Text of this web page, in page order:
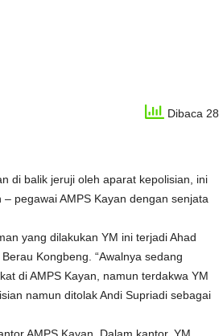
Dibaca 28
di balik jeruji oleh aparat kepolisian, ini
pegawai AMPS Kayan dengan senjata
yang dilakukan YM ini terjadi Ahad
Kongbeng. “Awalnya sedang
di AMPS Kayan, namun terdakwa YM
namun ditolak Andi Supriadi sebagai